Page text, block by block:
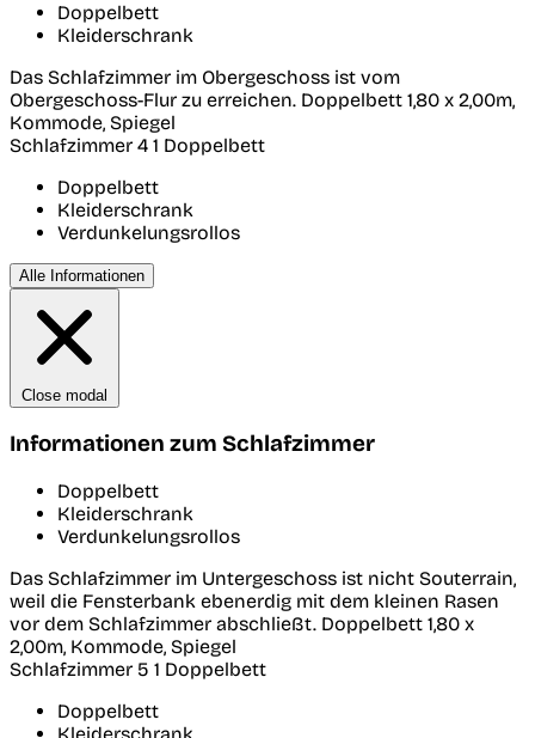
Doppelbett
Kleiderschrank
Das Schlafzimmer im Obergeschoss ist vom
Obergeschoss-Flur zu erreichen. Doppelbett 1,80 x 2,00m,
Kommode, Spiegel
Schlafzimmer 4 1 Doppelbett
Doppelbett
Kleiderschrank
Verdunkelungsrollos
Alle Informationen
Close modal
Informationen zum Schlafzimmer
Doppelbett
Kleiderschrank
Verdunkelungsrollos
Das Schlafzimmer im Untergeschoss ist nicht Souterrain,
weil die Fensterbank ebenerdig mit dem kleinen Rasen
vor dem Schlafzimmer abschließt. Doppelbett 1,80 x
2,00m, Kommode, Spiegel
Schlafzimmer 5 1 Doppelbett
Doppelbett